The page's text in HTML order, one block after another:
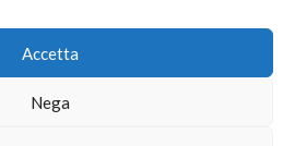
Accetta
Nega
Urban Video
Livorno FAQs